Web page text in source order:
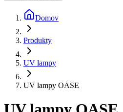
Domov
Produkty
UV lampy
UV lampy OASE